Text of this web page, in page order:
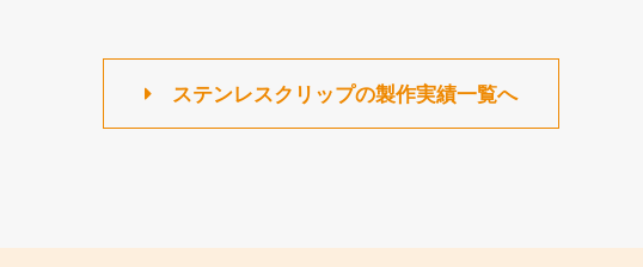
ステンレスクリップの製作実績一覧へ